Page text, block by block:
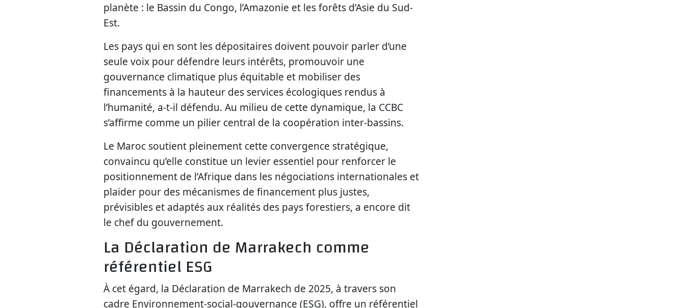
planète : le Bassin du Congo, l’Amazonie et les forêts d’Asie du Sud-
Est.
Les pays qui en sont les dépositaires doivent pouvoir parler d’une
seule voix pour défendre leurs intérêts, promouvoir une
gouvernance climatique plus équitable et mobiliser des
financements à la hauteur des services écologiques rendus à
l’humanité, a-t-il défendu. Au milieu de cette dynamique, la CCBC
s’affirme comme un pilier central de la coopération inter-bassins.
Le Maroc soutient pleinement cette convergence stratégique,
convaincu qu’elle constitue un levier essentiel pour renforcer le
positionnement de l’Afrique dans les négociations internationales et
plaider pour des mécanismes de financement plus justes,
prévisibles et adaptés aux réalités des pays forestiers, a encore dit
le chef du gouvernement.
La Déclaration de Marrakech comme
référentiel ESG
À cet égard, la Déclaration de Marrakech de 2025, à travers son
cadre Environnement-social-gouvernance (ESG), offre un référentiel